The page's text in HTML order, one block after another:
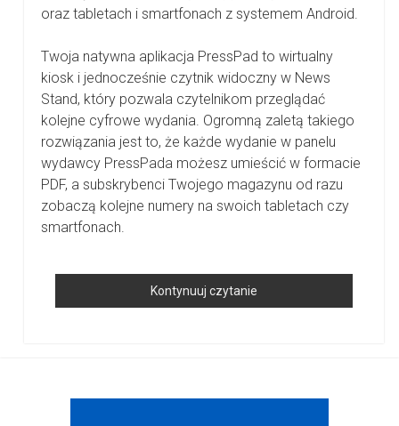
oraz tabletach i smartfonach z systemem Android.
Twoja natywna aplikacja PressPad to wirtualny
kiosk i jednocześnie czytnik widoczny w News
Stand, który pozwala czytelnikom przeglądać
kolejne cyfrowe wydania. Ogromną zaletą takiego
rozwiązania jest to, że każde wydanie w panelu
wydawcy PressPada możesz umieścić w formacie
PDF, a subskrybenci Twojego magazynu od razu
zobaczą kolejne numery na swoich tabletach czy
smartfonach.
Kontynuuj czytanie
Złotych
Magazynu